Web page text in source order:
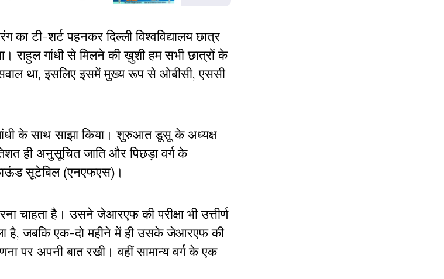
टी-शर्ट पहनकर दिल्ली विश्वविद्यालय छात्र
गांधी से मिलने की ख़ुशी हम सभी छात्रों के
था, इसलिए इसमें मुख्य रूप से ओबीसी, एससी
के साथ साझा किया। शुरुआत डूसू के अध्यक्ष
ही अनुसूचित जाति और पिछड़ा वर्ग के
सूटेबिल (एनएफएस)।
चाहता है। उसने जेआरएफ की परीक्षा भी उत्तीर्ण
है, जबकि एक-दो महीने में ही उसके जेआरएफ की
पर अपनी बात रखी। वहीं सामान्य वर्ग के एक